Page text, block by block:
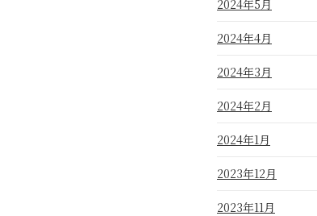
2024年5月
2024年4月
2024年3月
2024年2月
2024年1月
2023年12月
2023年11月